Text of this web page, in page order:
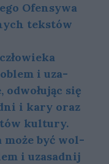
Ofensywa
tek­stów
i uza­
od­wo­łu­jąc się
i kary oraz
kul­tu­ry.
może być wol­
i uza­sad­nij